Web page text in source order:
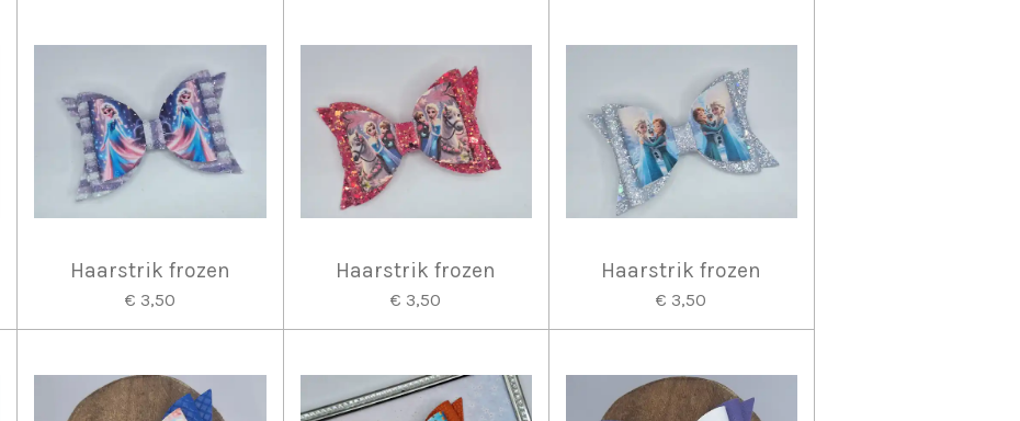
Haarstrik frozen
€ 3,50
Haarstrik frozen
€ 3,50
Haarstrik frozen
€ 3,50